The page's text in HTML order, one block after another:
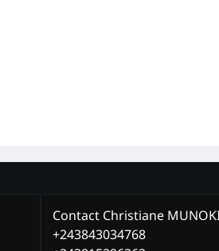
Contact Christiane
+243843034768